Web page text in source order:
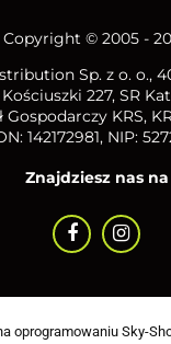
Copyright © 2005 -
Sp. z o. o.,
227, SR
Gospodarczy KRS,
142172981, NIP:
Znajdziesz nas na
oprogramowaniu Sky-